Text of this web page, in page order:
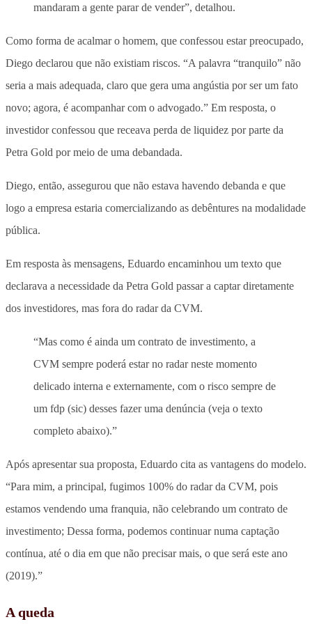
mandaram a gente parar de vender”, detalhou.
Como forma de acalmar o homem, que confessou estar preocupado,
Diego declarou que não existiam riscos. “A palavra “tranquilo” não
seria a mais adequada, claro que gera uma angústia por ser um fato
novo; agora, é acompanhar com o advogado.” Em resposta, o
investidor confessou que receava perda de liquidez por parte da
Petra Gold por meio de uma debandada.
Diego, então, assegurou que não estava havendo debanda e que
logo a empresa estaria comercializando as debêntures na modalidade
pública.
Em resposta às mensagens, Eduardo encaminhou um texto que
declarava a necessidade da Petra Gold passar a captar diretamente
dos investidores, mas fora do radar da CVM.
“Mas como é ainda um contrato de investimento, a
CVM sempre poderá estar no radar neste momento
delicado interna e externamente, com o risco sempre de
um fdp (sic) desses fazer uma denúncia (veja o texto
completo abaixo).”
Após apresentar sua proposta, Eduardo cita as vantagens do modelo.
“Para mim, a principal, fugimos 100% do radar da CVM, pois
estamos vendendo uma franquia, não celebrando um contrato de
investimento; Dessa forma, podemos continuar numa captação
contínua, até o dia em que não precisar mais, o que será este ano
(2019).”
A queda